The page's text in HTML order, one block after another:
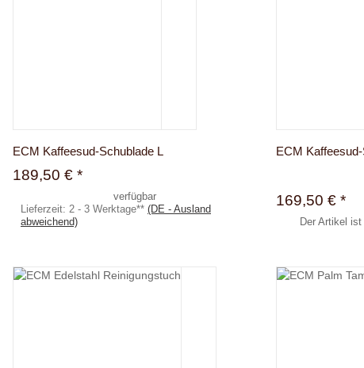
ECM Kaffeesud-Schublade L
189,50 € *
verfügbar
Lieferzeit: 2 - 3 Werktage** (DE - Ausland
abweichend)
ECM
169,50 €*
Der Artikel